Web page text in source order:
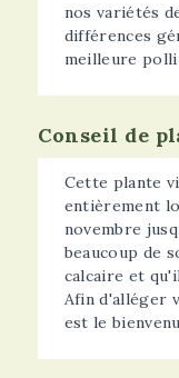
nos variétés
différences
meilleure
Conseil de
Cette plante
entièrement
novembre
beaucoup de
calcaire et
Afin d'alléger
est le